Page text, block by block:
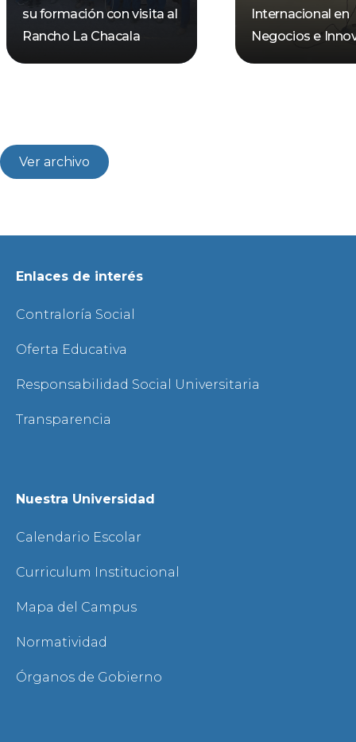
su formación con visita al
Rancho La Chacala
Internacional en
Negocios e
Ver archivo
Enlaces de interés
Contraloría Social
Oferta Educativa
Responsabilidad Social Universitaria
Transparencia
Nuestra Universidad
Calendario Escolar
Curriculum Institucional
Mapa del Campus
Normatividad
Órganos de Gobierno